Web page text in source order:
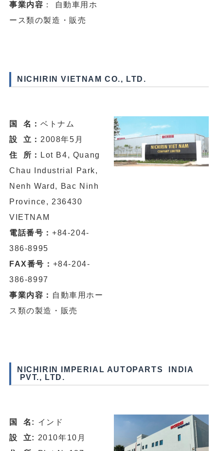
事業内容 ： 自動車用ホ
ース類の製造・販売
NICHIRIN VIETNAM CO., LTD.
国 名： ベトナム
設 立： 2008年5月
住 所： Lot B4, Quang
Chau Industrial Park,
Nenh Ward, Bac Ninh
Province, 236430
VIETNAM
電話番号： +84-204-
386-8995
FAX番号： +84-204-
386-8997
事業内容： 自動車用ホー
ス類の製造・販売
NICHIRIN IMPERIAL AUTOPARTS INDIA
PVT., LTD.
国 名: インド
設 立: 2010年10月